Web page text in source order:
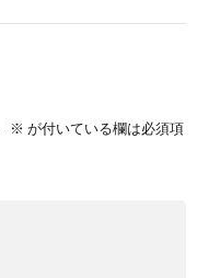
※ が付いている欄は必須項